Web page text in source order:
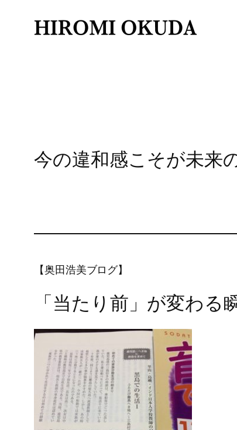
今の違和感こそが未来
【奥田浩美ブログ】
「当たり前」が変わ